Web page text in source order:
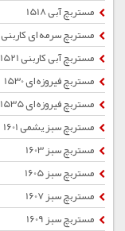
مستربچ آبی 1518
مستربچ سرمه ای کاربنی 1519
مستربچ آبی کاربنی 1521
مستربچ فیروزه ای 1530
مستربچ فیروزه ای 1535
مستربچ سبز یشمی 1601
مستربچ سبز 1603
مستربچ سبز 1605
مستربچ سبز 1607
مستربچ سبز 1609